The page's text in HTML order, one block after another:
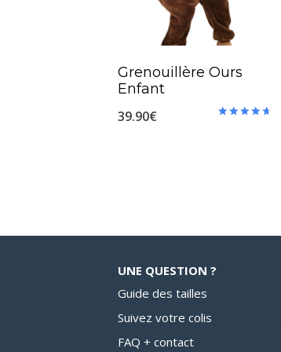
Grenouillère Ours
Enfant
39.90€
UNE QUESTION ?
Guide des tailles
Suivez votre colis
FAQ + contact